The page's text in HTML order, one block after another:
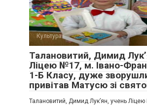
Культура
Талановитий, Димид
Ліцею №17, м. Івано-
1-Б Класу, дуже
привітав Матусю зі
Талановитий, Димид Лук’ян, учень